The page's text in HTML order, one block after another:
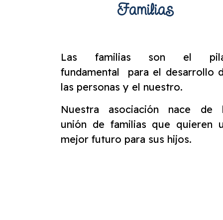
Familias
Las familias son el
fundamental para el desarrollo
las personas y el nuestro.
Nuestra asociación nace de
unión de familias que quieren
mejor futuro para sus hijos.